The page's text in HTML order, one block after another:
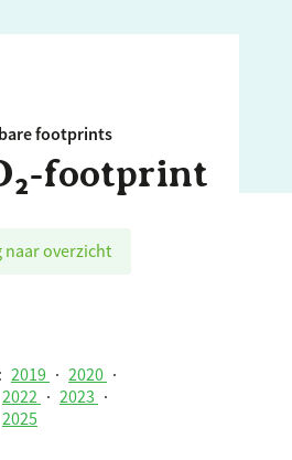
footprints
naar overzicht
2019 · 2020 ·
2022 · 2023 ·
2025